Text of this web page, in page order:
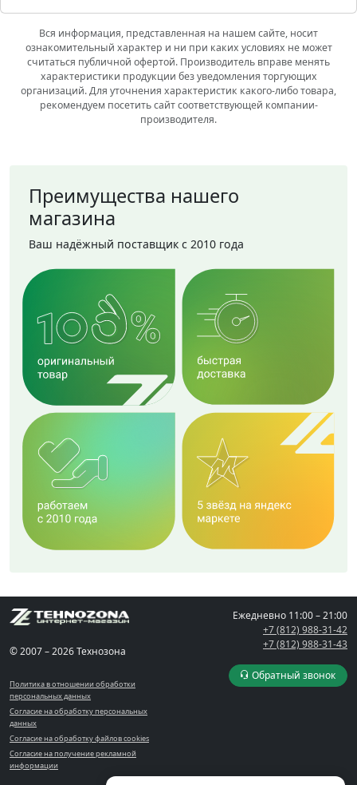
Вся информация, представленная на нашем сайте, носит
ознакомительный характер и ни при каких условиях не может
считаться публичной офертой. Производитель вправе менять
характеристики продукции без уведомления торгующих
организаций. Для уточнения характеристик какого-либо товара,
рекомендуем посетить сайт соответствующей компании-
производителя.
Преимущества нашего
магазина
Ваш надёжный поставщик с 2010 года
© 2007 – 2026 Технозона
Политика в отношении обработки
персональных данных
Согласие на обработку персональных
данных
Согласие на обработку файлов cookies
Согласие на получение рекламной
информации
Ежедневно 11:00 – 21:00
+7 (812) 988-31-42
+7 (812) 988-31-43
Обратный звонок